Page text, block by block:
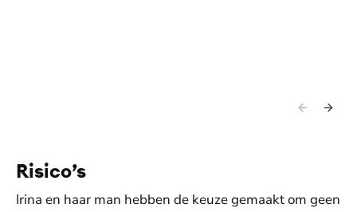
Risico’s
Irina en haar man hebben de keuze gemaakt om geen